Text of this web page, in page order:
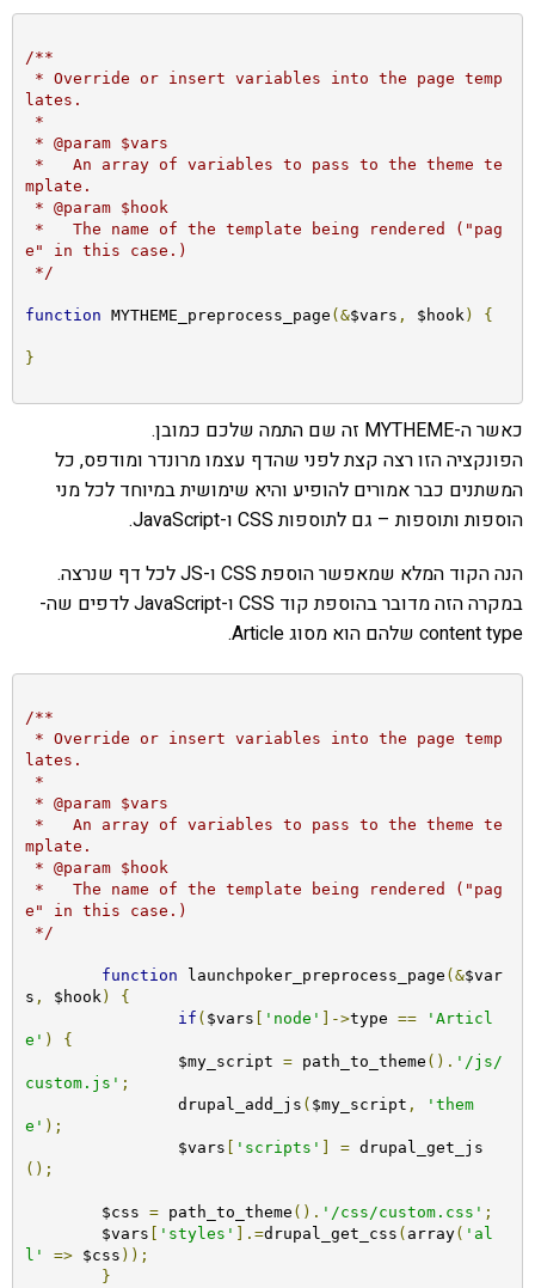
/**
lates.
mplate.
e" in this case.)
*/
function MYTHEME_preprocess_page (&$vars , $hook) {
}
כאשר ה-MYTHEME זה שם התמה שלכם כמובן.
הפונקציה הזו רצה קצת לפני שהדף עצמו מרונדר ומודפס, כל
המשתנים כבר אמורים להופיע והיא שימושית במיוחד לכל מני
הוספות ותוספות – גם לתוספות CSS ו-JavaScript.
הנה הקוד המלא שמאפשר הוספת CSS ו-JS לכל דף שנרצה.
במקרה הזה מדובר בהוספת קוד CSS ו-JavaScript לדפים שה-
content type שלהם הוא מסוג Article.
/**
lates.
mplate.
e" in this case.)
*/
function launchpoker_preprocess_page (&$var
s , $hook)
{
if ( $vars 'node' ]->type ==
'Articl
e' )
{
		$my_script
= path_to_theme (). '/js/
custom.js' ;
		drupal_add_js
( $my_script ,
'them
e' );
		$vars
'scripts' = drupal_get_js
();
	$css
= path_to_theme (). '/css/custom.css' ;
	$vars
'styles' ].=drupal_get_css ( array( 'al
l'
=> $css ));
}